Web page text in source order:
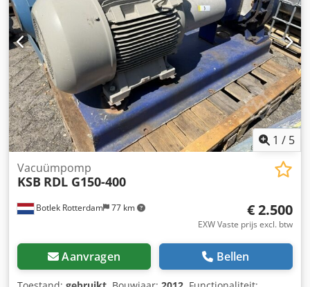
1 / 5
Botlek Rotterdam 77 km
Vacuümpomp
KSB RDL G150-400
€ 2.500
EXW Vaste prijs excl. btw
Aanvragen Bellen